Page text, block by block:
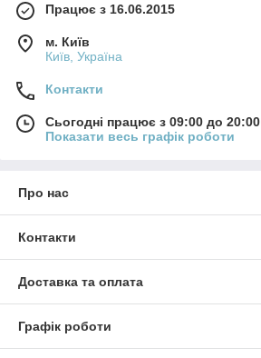
Працює з 16.06.2015
м. Київ
Київ, Україна
Контакти
Сьогодні працює з 09:00 до 20:00
Показати весь графік роботи
Про нас
Контакти
Доставка та оплата
Графік роботи